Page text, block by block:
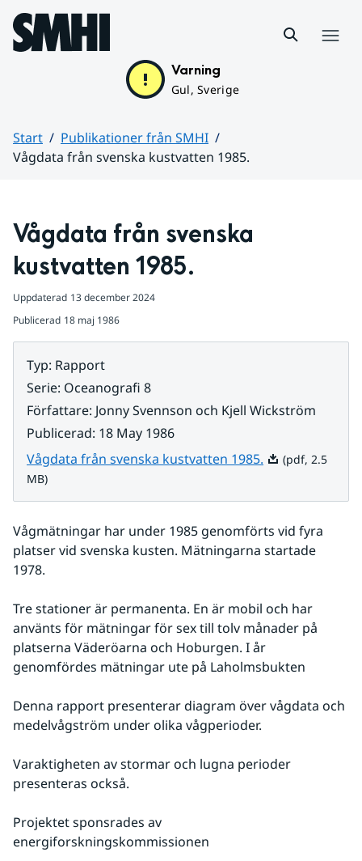
Hoppa till sidans innehåll
Varning
Gul, Sverige
Start
Publikationer från SMHI
Vågdata från svenska kustvatten 1985.
Vågdata från svenska
kustvatten 1985.
Uppdaterad 13 december 2024
Publicerad 18 maj 1986
Typ: Rapport
Serie: Oceanografi 8
Författare: Jonny Svennson och Kjell Wickström
Publicerad: 18 May 1986
Vågdata från svenska kustvatten 1985. Pdf, 2.5 MB.
(pdf, 2.5
MB)
Vågmätningar har under 1985 genomförts vid fyra
platser vid svenska kusten. Mätningarna startade
1978.
Tre stationer är permanenta. En är mobil och har
använts för mätningar för sex till tolv månader på
platserna Väderöarna och Hoburgen. I år
genomfördes mätningar ute på Laholmsbukten
Denna rapport presenterar diagram över vågdata och
medelvågström under olika vågperioder.
Varaktigheten av stormar och lugna perioder
presenteras också.
Projektet sponsrades av
energiforskningskommissionen